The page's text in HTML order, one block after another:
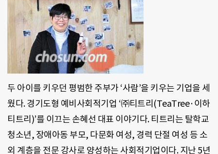
두 아이를 키우던 평범한 주부가 ‘사람’을 키우는 기업을 세
웠다. 경기도형 예비사회적기업 ‘㈜티트리(TeaTree·이하
티트리)’를 이끄는 손혜선 대표 이야기다. 티트리는 탈학교
청소년, 장애아동 부모, 다문화 여성, 경력 단절 여성 등 소
외 계층을 전문 강사로 양성하는 사회적기업이다. 지난 5년